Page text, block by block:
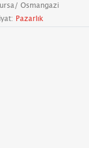
Osmangazi
Pazarlık